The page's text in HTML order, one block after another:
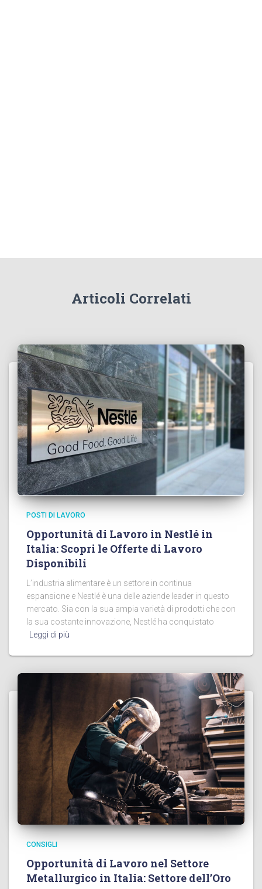
Articoli Correlati
POSTI DI LAVORO
Opportunità di Lavoro in Nestlé in
Italia: Scopri le Offerte di Lavoro
Disponibili
L’industria alimentare è un settore in continua
espansione e Nestlé è una delle aziende leader in questo
mercato. Sia con la sua ampia varietà di prodotti che con
la sua costante innovazione, Nestlé ha conquistato
Leggi di più
CONSIGLI
Opportunità di Lavoro nel Settore
Metallurgico in Italia: Settore dell’Oro